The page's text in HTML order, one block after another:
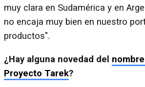
muy clara en Sudamérica y en
no encaja muy bien en nuestro
productos".
¿Hay alguna novedad del
Proyecto Tarek?